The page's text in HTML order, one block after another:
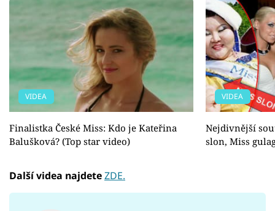
VIDEA
Finalistka České Miss: Kdo je Kateřina
Balušková? (Top star video)
VIDEA
Nejdivnější
slon, Miss
Další videa najdeteZDE.